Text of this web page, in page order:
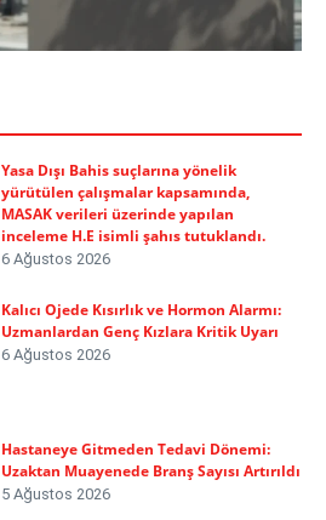
Yasa Dışı Bahis suçlarına yönelik
yürütülen çalışmalar kapsamında,
MASAK verileri üzerinde yapılan
inceleme H.E isimli şahıs tutuklandı.
6 Ağustos 2026
Kalıcı Ojede Kısırlık ve Hormon Alarmı:
Uzmanlardan Genç Kızlara Kritik Uyarı
6 Ağustos 2026
Hastaneye Gitmeden Tedavi Dönemi:
Uzaktan Muayenede Branş Sayısı Artırıldı
5 Ağustos 2026